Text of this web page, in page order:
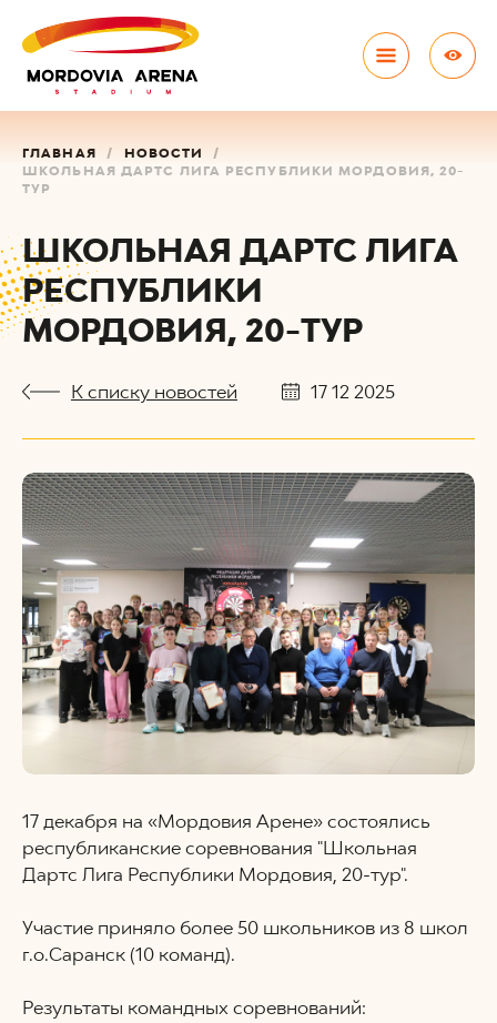
ГЛАВНАЯ
НОВОСТИ
ШКОЛЬНАЯ ДАРТС ЛИГА РЕСПУБЛИКИ МОРДОВИЯ, 20-
ТУР
ШКОЛЬНАЯ ДАРТС ЛИГА
РЕСПУБЛИКИ
МОРДОВИЯ, 20-ТУР
К списку новостей 17 12 2025
17 декабря на «Мордовия Арене» состоялись
республиканские соревнования "Школьная
Дартс Лига Республики Мордовия, 20-тур".
Участие приняло более 50 школьников из 8 школ
г.о.Саранск (10 команд).
Результаты командных соревнований: